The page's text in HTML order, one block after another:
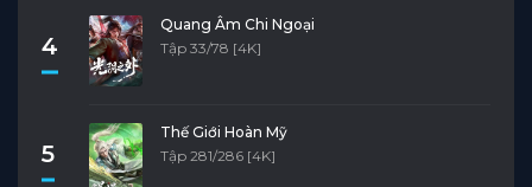
4
Quang Âm Chi Ngoại
Tập 33/78 [4K]
5
Thế Giới Hoàn Mỹ
Tập 281/286 [4K]